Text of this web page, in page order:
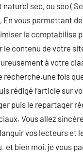
seo, ou seo (
En vous permettant
le comptabilise
le contenu de votre
à votre
recherche.une fois
rédigé l’article sur
puis le repartager
Vous allez
vos lecteurs et
et bien moi, je vous